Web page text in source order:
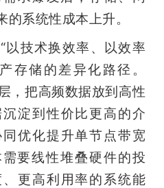
系统性成本上升。
以技术换效率、以效率
存储的差异化路径。
，把高频数据放到高性
淀到性价比更高的介
优化提升单节点带宽
要线性堆叠硬件的投
更高利用率的系统能